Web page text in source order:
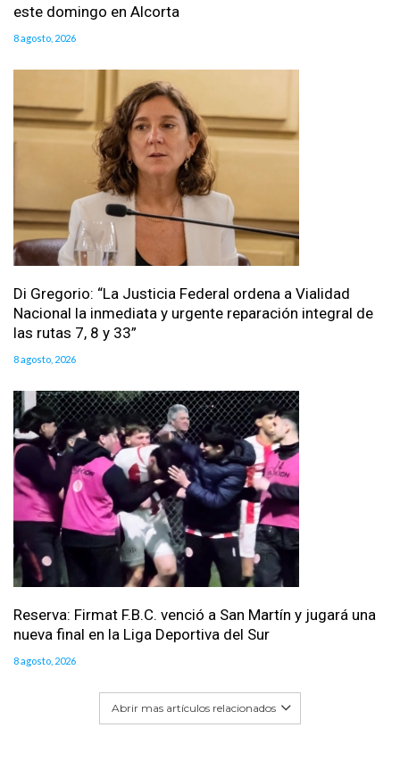
este domingo en Alcorta
8 agosto, 2026
Di Gregorio: “La Justicia Federal ordena a Vialidad
Nacional la inmediata y urgente reparación integral de
las rutas 7, 8 y 33”
8 agosto, 2026
Reserva: Firmat F.B.C. venció a San Martín y jugará una
nueva final en la Liga Deportiva del Sur
8 agosto, 2026
Abrir mas artículos relacionados